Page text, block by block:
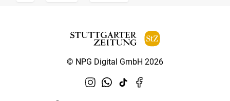
© NPG Digital GmbH 2026